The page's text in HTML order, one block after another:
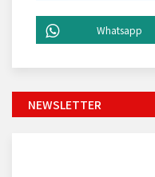
Whatsapp
NEWSLETTER